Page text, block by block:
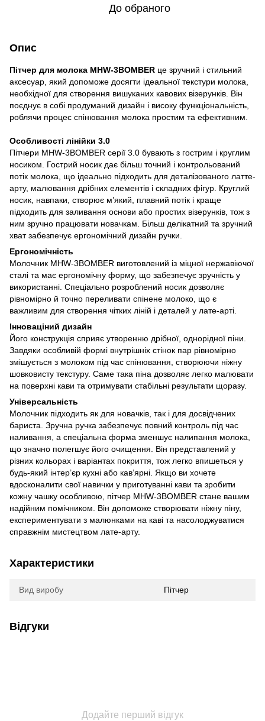
До обраного
Опис
Пітчер для молока MHW-3BOMBER це зручний і стильний
аксесуар, який допоможе досягти ідеальної текстури молока,
необхідної для створення вишуканих кавових візерунків. Він
поєднує в собі продуманий дизайн і високу функціональність,
роблячи процес спінювання молока простим та ефективним.
Особливості лінійки 3.0
Пітчери MHW-3BOMBER серії 3.0 бувають з гострим і круглим
носиком. Гострий носик дає більш точний і контрольований
потік молока, що ідеально підходить для деталізованого латте-
арту, малювання дрібних елементів і складних фігур. Круглий
носик, навпаки, створює м’який, плавний потік і краще
підходить для заливання основи або простих візерунків, тож з
ним зручно працювати новачкам. Більш делікатний та зручний
хват забезпечує ергономічний дизайн ручки.
Ергономічність
Молочник MHW-3BOMBER виготовлений із міцної нержавіючої
сталі та має ергономічну форму, що забезпечує зручність у
використанні. Спеціально розроблений носик дозволяє
рівномірно й точно переливати спінене молоко, що є
важливим для створення чітких ліній і деталей у лате-арті.
Інноваціний дизайн
Його конструкція сприяє утворенню дрібної, однорідної піни.
Завдяки особливій формі внутрішніх стінок пар рівномірно
змішується з молоком під час спінювання, створюючи ніжну
шовковисту текстуру. Саме така піна дозволяє легко малювати
на поверхні кави та отримувати стабільні результати щоразу.
Універсальність
Молочник підходить як для новачків, так і для досвідчених
бариста. Зручна ручка забезпечує повний контроль під час
наливання, а спеціальна форма зменшує налипання молока,
що значно полегшує його очищення. Він представлений у
різних кольорах і варіантах покриття, тож легко впишеться у
будь-який інтер’єр кухні або кав’ярні. Якщо ви хочете
вдосконалити свої навички у приготуванні кави та зробити
кожну чашку особливою, пітчер MHW-3BOMBER стане вашим
надійним помічником. Він допоможе створювати ніжну піну,
експериментувати з малюнками на каві та насолоджуватися
справжнім мистецтвом лате-арту.
Характеристики
Вид виробу Пітчер
Відгуки
Додайте перший відгук